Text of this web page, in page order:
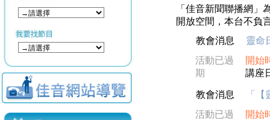
「佳音新聞聯播網
開放空間，本台不負
教會消息
靈命
活動已過
期
開始
講座
教會消息
「
活動已過
開始